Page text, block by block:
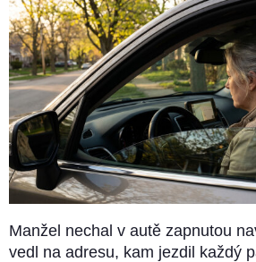
Manžel nechal v autě zapnutou
vedl na adresu, kam jezdil každý